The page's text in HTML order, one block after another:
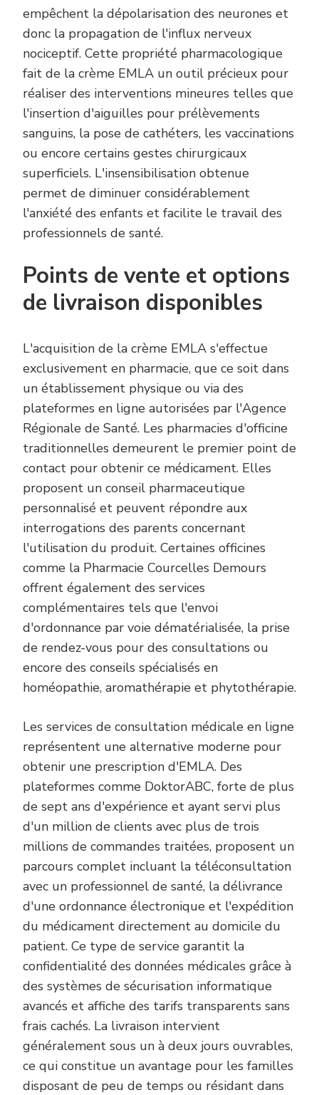
empêchent la dépolarisation des neurones et
donc la propagation de l'influx nerveux
nociceptif. Cette propriété pharmacologique
fait de la crème EMLA un outil précieux pour
réaliser des interventions mineures telles que
l'insertion d'aiguilles pour prélèvements
sanguins, la pose de cathéters, les vaccinations
ou encore certains gestes chirurgicaux
superficiels. L'insensibilisation obtenue
permet de diminuer considérablement
l'anxiété des enfants et facilite le travail des
professionnels de santé.
Points de vente et options
de livraison disponibles
L'acquisition de la crème EMLA s'effectue
exclusivement en pharmacie, que ce soit dans
un établissement physique ou via des
plateformes en ligne autorisées par l'Agence
Régionale de Santé. Les pharmacies d'officine
traditionnelles demeurent le premier point de
contact pour obtenir ce médicament. Elles
proposent un conseil pharmaceutique
personnalisé et peuvent répondre aux
interrogations des parents concernant
l'utilisation du produit. Certaines officines
comme la Pharmacie Courcelles Demours
offrent également des services
complémentaires tels que l'envoi
d'ordonnance par voie dématérialisée, la prise
de rendez-vous pour des consultations ou
encore des conseils spécialisés en
homéopathie, aromathérapie et phytothérapie.
Les services de consultation médicale en ligne
représentent une alternative moderne pour
obtenir une prescription d'EMLA. Des
plateformes comme DoktorABC, forte de plus
de sept ans d'expérience et ayant servi plus
d'un million de clients avec plus de trois
millions de commandes traitées, proposent un
parcours complet incluant la téléconsultation
avec un professionnel de santé, la délivrance
d'une ordonnance électronique et l'expédition
du médicament directement au domicile du
patient. Ce type de service garantit la
confidentialité des données médicales grâce à
des systèmes de sécurisation informatique
avancés et affiche des tarifs transparents sans
frais cachés. La livraison intervient
généralement sous un à deux jours ouvrables,
ce qui constitue un avantage pour les familles
disposant de peu de temps ou résidant dans